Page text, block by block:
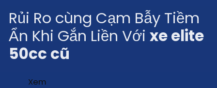
Rủi Ro cùng Cạm Bẫy Tiềm
Ẩn Khi Gắn Liền Với xe elite
50cc cũ
Xem